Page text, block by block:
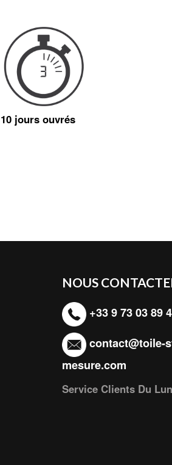
10 jours ouvrés
NOUS
+33 9 73 03 89
contact@toile-
mesure.com
Service Clients Du